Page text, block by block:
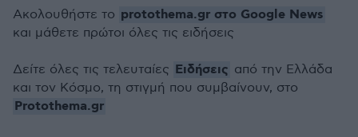
Ακολουθήστε το protothema.gr στο Google News
και μάθετε πρώτοι όλες τις ειδήσεις
Δείτε όλες τις τελευταίες Ειδήσεις από την Ελλάδα
και τον Κόσμο, τη στιγμή που συμβαίνουν, στο
Protothema.gr